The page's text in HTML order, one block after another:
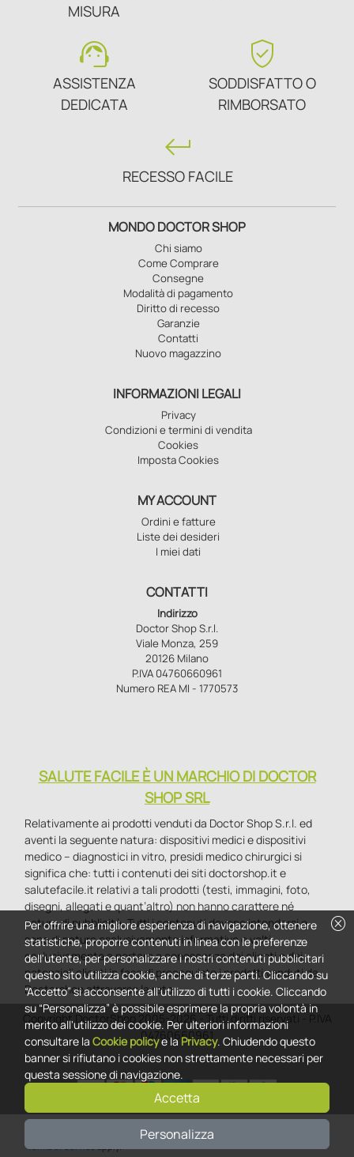
MISURA
support_agent
ASSISTENZA
DEDICATA
verified_user
SODDISFATTO O
RIMBORSATO
keyboard_return
RECESSO FACILE
MONDO DOCTOR SHOP
Chi siamo
Come Comprare
Consegne
Modalità di pagamento
Diritto di recesso
Garanzie
Contatti
Nuovo magazzino
INFORMAZIONI LEGALI
Privacy
Condizioni e termini di vendita
Cookies
Imposta Cookies
MY ACCOUNT
Ordini e fatture
Liste dei desideri
I miei dati
CONTATTI
Indirizzo
Doctor Shop S.r.l.
Viale Monza, 259
20126 Milano
P.IVA 04760660961
Numero REA MI - 1770573
SALUTE FACILE È UN MARCHIO DI DOCTOR
SHOP SRL
Relativamente ai prodotti venduti da Doctor Shop S.r.l. ed
aventi la seguente natura: dispositivi medici e dispositivi
medico – diagnostici in vitro, presidi medico chirurgici si
significa che: tutti i contenuti dei siti doctorshop.it e
salutefacile.it relativi a tali prodotti (testi, immagini, foto,
disegni, allegati e quant’altro) non hanno carattere né
natura di pubblicità. Tutti i contenuti devono intendersi e
sono di natura esclusivamente informativa e volti
esclusivamente a portare a conoscenza dei clienti e dei
potenziali clienti in fase di preacquisto i prodotti venduti da
Doctorshop attraverso la rete.
Copyright DoctorShop 2005-2026 - Tutti diritti riservati - P.IVA
04760660961
This site is protected by reCAPTCHA and the Google
Terms of Service
cancel
Per offrire una migliore esperienza di navigazione, ottenere
statistiche, proporre contenuti in linea con le preferenze
dell'utente, per personalizzare i nostri contenuti pubblicitari
questo sito utilizza cookie, anche di terze parti. Cliccando su
“Accetto” si acconsente all'utilizzo di tutti i cookie. Cliccando
su “Personalizza” è possibile esprimere la propria volontà in
merito all'utilizzo dei cookie. Per ulteriori informazioni
consultare la Cookie policye la Privacy. Chiudendo questo
banner si rifiutano i cookies non strettamente necessari per
questa sessione di navigazione.
Accetta
Personalizza